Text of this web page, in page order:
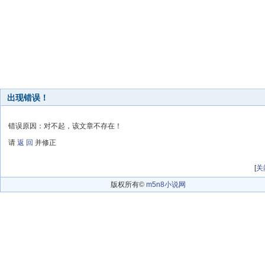
出现错误！
错误原因：对不起，该文章不存在！
请 返 回 并修正
[关
版权所有© m5n8小说网